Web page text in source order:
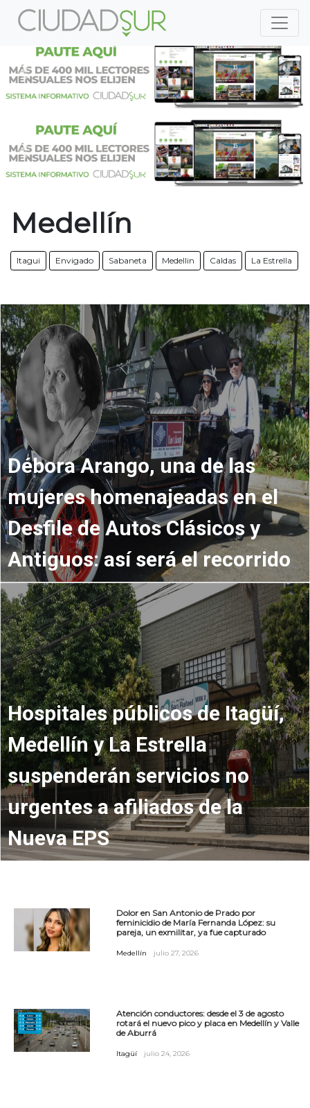
Previous
Previous
Medellín
Itagui Envigado Sabaneta Medellin Caldas La Estrella
Débora Arango, una de las
mujeres homenajeadas en el
Desfile de Autos Clásicos y
Antiguos: así será el recorrido
Hospitales públicos de Itagüí,
Medellín y La Estrella
suspenderán servicios no
urgentes a afiliados de la
Nueva EPS
Dolor en San Antonio de Prado por
feminicidio de María Fernanda López: su
pareja, un exmilitar, ya fue capturado
Medellín julio 27, 2026
Atención conductores: desde el 3 de agosto
rotará el nuevo pico y placa en Medellín y Valle
de Aburrá
Itagüí julio 24, 2026